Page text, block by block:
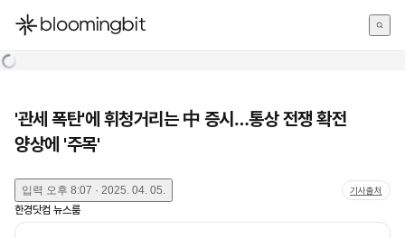
한국어
'관세 폭탄'에 휘청거리는 中 증시…통상 전쟁 확전
양상에 '주목'
입력 오후 8:07 · 2025. 04. 05. 기사출처
한경닷컴 뉴스룸